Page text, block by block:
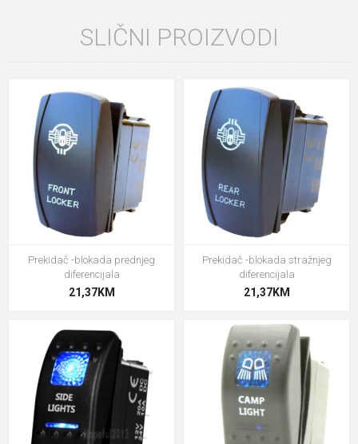
SLIČNI PROIZVODI
Prekidač -blokada prednjeg
diferencijala
21,37KM
Prekidač -blokada stražnjeg
diferencijala
21,37KM